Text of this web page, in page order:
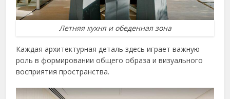
Летняя кухня и обеденная зона
Каждая архитектурная деталь здесь играет важную
роль в формировании общего образа и визуального
восприятия пространства.